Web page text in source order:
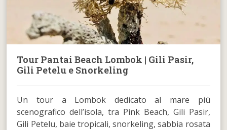
Tour Pantai Beach Lombok | Gili Pasir,
Gili Petelu e Snorkeling
Un tour a Lombok dedicato al mare più
scenografico dell’isola, tra Pink Beach, Gili Pasir,
Gili Petelu, baie tropicali, snorkeling, sabbia rosata